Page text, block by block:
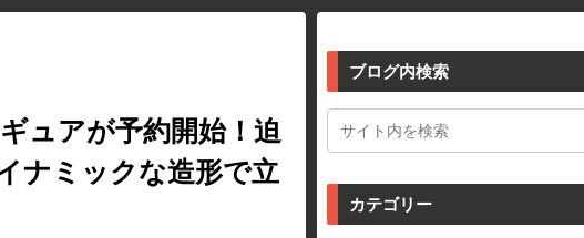
ュアが予約開始！迫
ナミックな造形で立
ブログ内検索
カテゴリー